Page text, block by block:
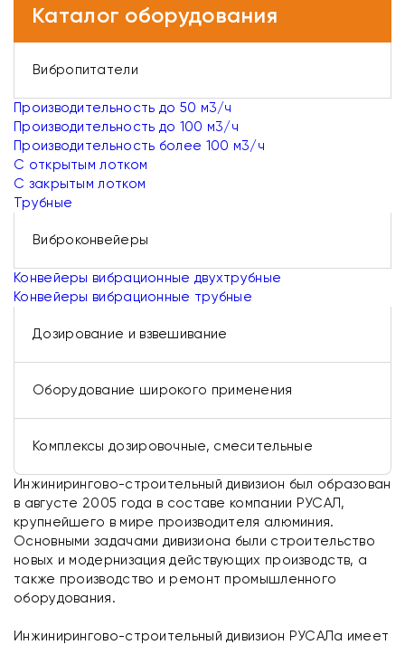
Каталог оборудования
Вибропитатели
Производительность до 50 м3/ч
Производительность до 100 м3/ч
Производительность более 100 м3/ч
С открытым лотком
С закрытым лотком
Трубные
Виброконвейеры
Конвейеры вибрационные двухтрубные
Конвейеры вибрационные трубные
Дозирование и взвешивание
Оборудование широкого применения
Комплексы дозировочные, смесительные
Инжинирингово-строительный дивизион был образован
в августе 2005 года в составе компании РУСАЛ,
крупнейшего в мире производителя алюминия.
Основными задачами дивизиона были строительство
новых и модернизация действующих производств, а
также производство и ремонт промышленного
оборудования.
Инжинирингово-строительный дивизион РУСАЛа имеет